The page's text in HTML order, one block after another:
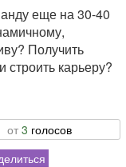
еще на 30-40
Получить
строить карьеру?
3